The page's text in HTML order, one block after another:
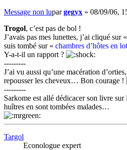
Message non lupargegyx » 08/09/06,
Trogol, c’est pas de bol !
J’avais pas mes lunettes, j’ai cliqué sur «
suis tombé sur « chambres d’hôtes en
Y-a-t-il un rapport ?
---------
J’ai vu aussi qu’une macération
repousser les cheveux… Bon courage !
---------
Sarkome est allé dédicacer son livre sur
huîtres en sont tombées malades…
Targol
Econologue expert